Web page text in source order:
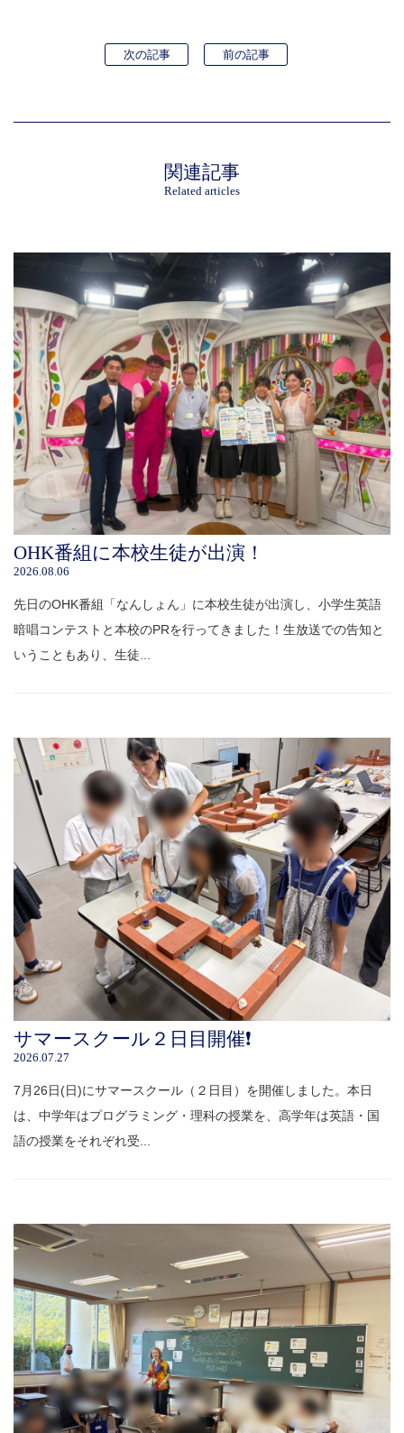
次の記事 前の記事
関連記事
Related articles
OHK番組に本校生徒が出演！
2026.08.06
先日のOHK番組「なんしょん」に本校生徒が出演し、小学生英語
暗唱コンテストと本校のPRを行ってきました！生放送での告知と
いうこともあり、生徒...
サマースクール２日目開催❗️
2026.07.27
7月26日(日)にサマースクール（２日目）を開催しました。本日
は、中学年はプログラミング・理科の授業を、高学年は英語・国
語の授業をそれぞれ受...